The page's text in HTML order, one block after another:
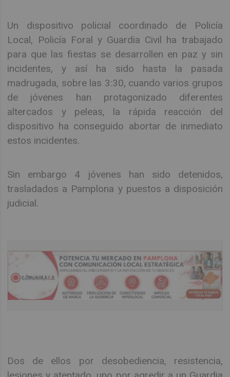
Un dispositivo policial coordinado de Policía
Local, Policía Foral y Guardia Civil ha trabajado
para que las fiestas se desarrollen en paz y sin
incidentes, y así ha sido hasta la pasada
madrugada, sobre las 3:30, cuando varios grupos
de jóvenes han protagonizado diferentes
altercados y peleas, la rápida reacción del
dispositivo ha conseguido abortar de inmediato
estos incidentes.
Sin embargo 4 jóvenes han sido detenidos,
trasladados a Pamplona y puestos a disposición
judicial.
Dos de ellos por desobediencia, resistencia,